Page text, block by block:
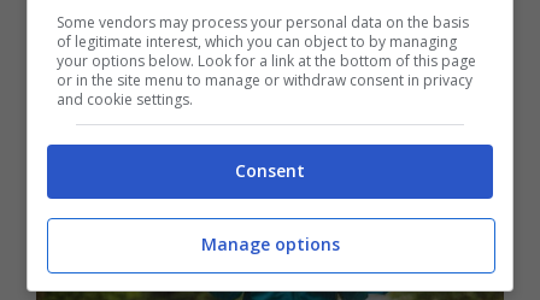
Some vendors may process your personal data on the basis
of legitimate interest, which you can object to by managing
your options below. Look for a link at the bottom of this page
or in the site menu to manage or withdraw consent in privacy
and cookie settings.
Consent
Manage options